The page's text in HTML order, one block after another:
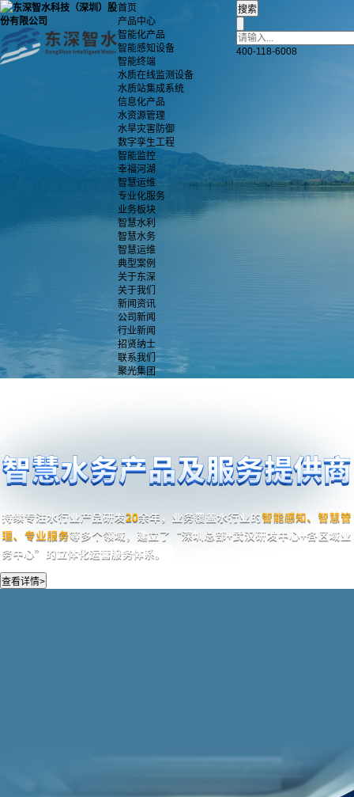
首页
产品中心
智能化产品
智能感知设备
智能终端
水质在线监测设备
水质站集成系统
信息化产品
水资源管理
水旱灾害防御
数字孪生工程
智能监控
幸福河湖
智慧运维
专业化服务
业务板块
智慧水利
智慧水务
智慧运维
典型案例
关于东深
关于我们
新闻资讯
公司新闻
行业新闻
招贤纳士
联系我们
聚光集团
400-118-6008